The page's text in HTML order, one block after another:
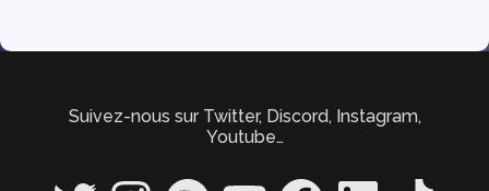
Suivez-nous sur Twitter, Discord, Instagram,
Youtube…
Twitter InstagramSpotify YouTube FacebookLinkedIn TikTok